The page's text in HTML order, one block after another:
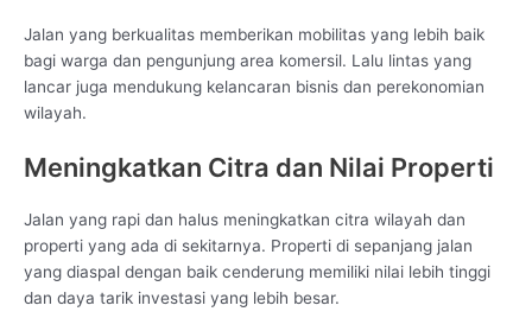
Jalan yang berkualitas memberikan mobilitas yang lebih baik
bagi warga dan pengunjung area komersil. Lalu lintas yang
lancar juga mendukung kelancaran bisnis dan perekonomian
wilayah.
Meningkatkan Citra dan Nilai Properti
Jalan yang rapi dan halus meningkatkan citra wilayah dan
properti yang ada di sekitarnya. Properti di sepanjang jalan
yang diaspal dengan baik cenderung memiliki nilai lebih tinggi
dan daya tarik investasi yang lebih besar.